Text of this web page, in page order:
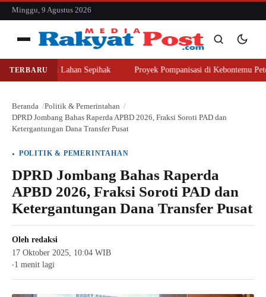
konten
Minggu, 9 Agustus 2026
Menu
Cari
Cari
TERBARU
Beli Lahan Sepihak Proyek Pompanisasi di Kebontemu
Beranda
Politik & Pemerintahan
DPRD Jombang Bahas Raperda APBD 2026, Fraksi Soroti PAD dan
Ketergantungan Dana Transfer Pusat
POLITIK & PEMERINTAHAN
DPRD Jombang Bahas Raperda
APBD 2026, Fraksi Soroti PAD dan
Ketergantungan Dana Transfer Pusat
Oleh redaksi
17 Oktober 2025, 10:04 WIB
● 1 menit lagi